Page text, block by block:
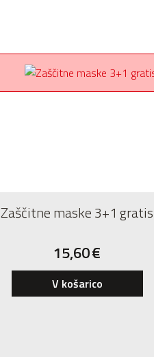
Zaščitne maske 3+1 gratis
15,60€
V košarico